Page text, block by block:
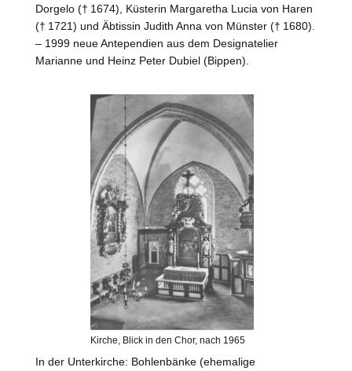
Dorgelo(† 1674), Küsterin Margaretha Lucia von Haren
(† 1721) und Äbtissin Judith Anna von Münster(† 1680).
– 1999 neue Antependien aus dem Designatelier
Marianne und Heinz Peter Dubiel (Bippen).
Kirche, Blick in den Chor, nach 1965
In der Unterkirche: Bohlenbänke (ehemalige